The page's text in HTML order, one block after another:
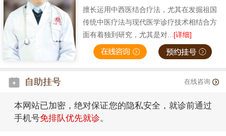
擅长运用中西医结合疗法，尤其在发掘祖国
传统中医疗法与现代医学诊疗技术相结合方
面有着独到研究，尤其是对...[详细]
自助挂号 在线咨询
本网站已加密，绝对保证您的隐私安全，就诊前通过
手机号免排队优先就诊。